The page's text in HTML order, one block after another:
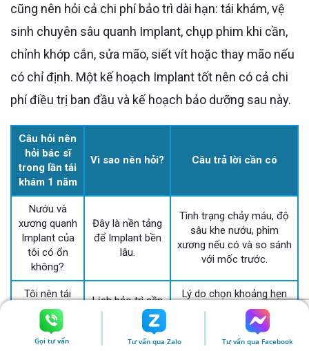
cũng nên hỏi cả chi phí bảo trì dài hạn: tái khám, vệ
sinh chuyên sâu quanh Implant, chụp phim khi cần,
chỉnh khớp cắn, sửa mão, siết vít hoặc thay mão nếu
có chỉ định. Một kế hoạch Implant tốt nên có cả chi
phí điều trị ban đầu và kế hoạch bảo dưỡng sau này.
Câu hỏi nên
hỏi bác sĩ
trong lần tái
khám 1 năm
Vì sao nên hỏi? Câu trả lời cần có
Nướu và
xương quanh
Implant của
tôi có ổn
không?
Đây là nền tảng
để Implant bền
lâu.
Tình trạng chảy máu, độ
sâu khe nướu, phim
xương nếu có và so sánh
với mốc trước.
Tôi nên tái
khám 3
tháng hay 6
tháng/lần?
Lịch bảo trì cần
cá nhân hóa
theo nguy cơ.
Lý do chọn khoảng hẹn
dựa trên vệ sinh, nha chu,
bệnh nền, loại phục hình
và tình trạng nướu.
Gọi tư vấn Tư vấn qua Zalo Tư vấn qua Facebook